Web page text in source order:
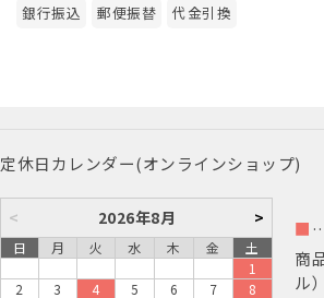
銀行振込
郵便振替 代金引換
定休日カレンダー(オンラインショップ)
< 2026年8月 >
日 月 火 水 木 金
土
1
2
3 4 5 6 7 8
■
商
ル